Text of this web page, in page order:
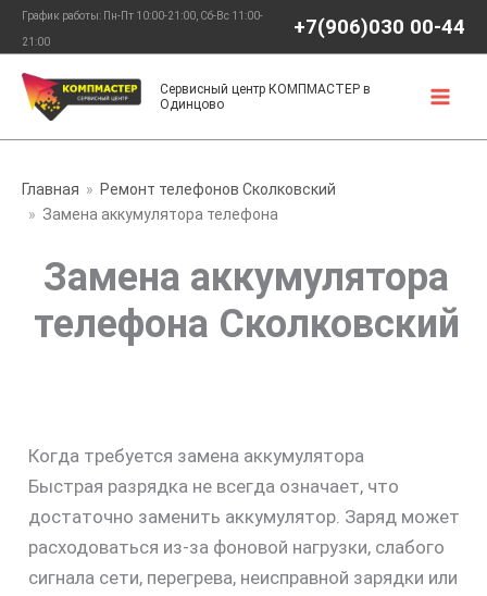
Перейти
содержимому
График работы: Пн-Пт 10:00-21:00, Сб-Вс 11:00-
21:00
+7(906)030 00-44
Сервисный центр КОМПМАСТЕР в
Одинцово
Главная
Ремонт телефонов Сколковский
Замена аккумулятора телефона
Замена аккумулятора
телефона Сколковский
Когда требуется замена аккумулятора
Быстрая разрядка не всегда означает, что
достаточно заменить аккумулятор. Заряд может
расходоваться из-за фоновой нагрузки, слабого
сигнала сети, перегрева, неисправной зарядки или